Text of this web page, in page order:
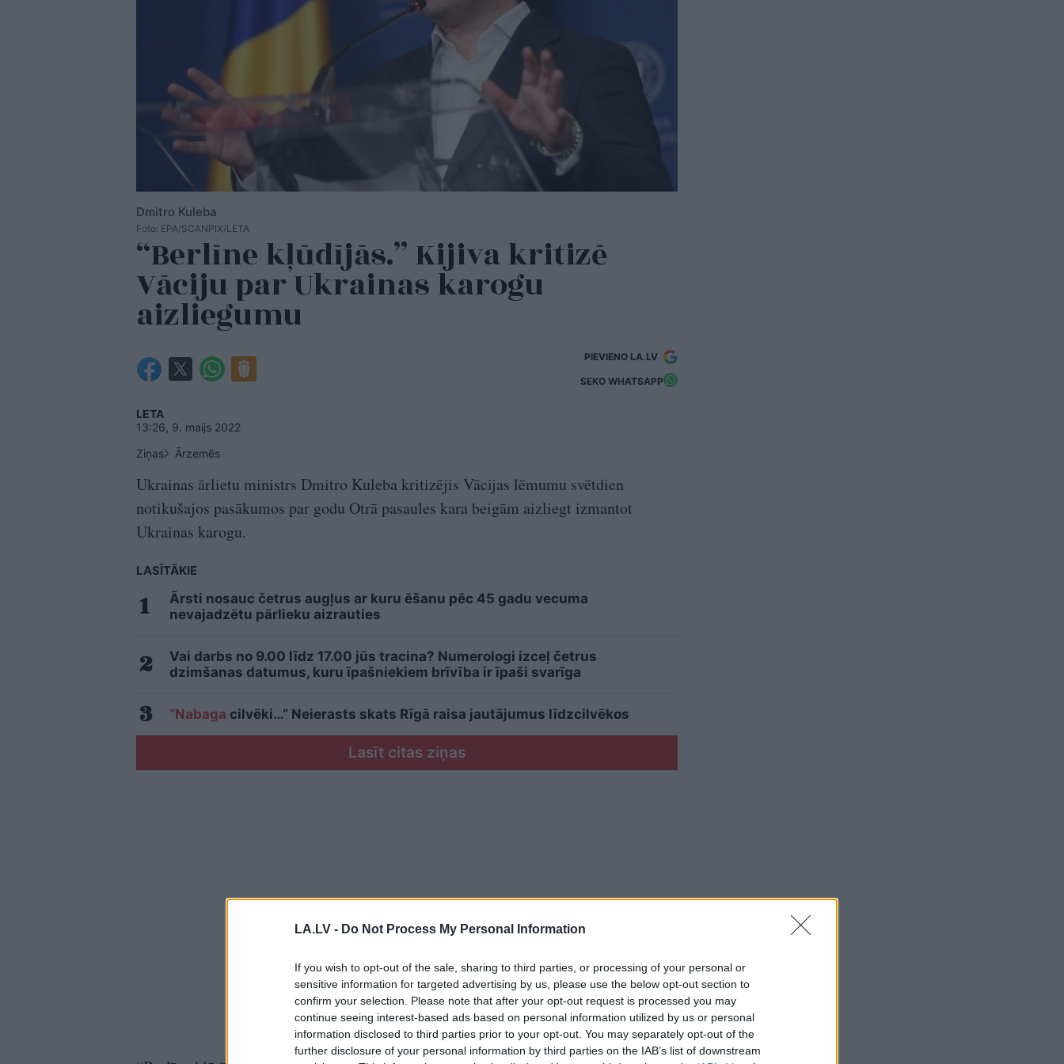
LA.LV - Do Not Process My Personal Information
If you wish to opt-out of the sale, sharing to third parties, or processing of your personal or
sensitive information for targeted advertising by us, please use the below opt-out section to
confirm your selection. Please note that after your opt-out request is processed you may
continue seeing interest-based ads based on personal information utilized by us or personal
information disclosed to third parties prior to your opt-out. You may separately opt-out of the
further disclosure of your personal information by third parties on the IAB’s list of downstream
Dmitro Kuleba
Foto: EPA/SCANPIX/LETA
“Berlīne kļūdījās.” Kijiva kritizē
Vāciju par Ukrainas karogu
aizliegumu
PIEVIENO LA.LV
SEKO WHATSAPP
LETA
13:26, 9. maijs 2022
Ziņas
Ārzemēs
Ukrainas ārlietu ministrs Dmitro Kuleba kritizējis Vācijas lēmumu svētdien
notikušajos pasākumos par godu Otrā pasaules kara beigām aizliegt izmantot
Ukrainas karogu.
LASĪTĀKIE
Ārsti nosauc četrus augļus ar kuru ēšanu pēc 45 gadu vecuma
nevajadzētu pārlieku aizrauties
Vai darbs no 9.00 līdz 17.00 jūs tracina? Numerologi izceļ četrus
dzimšanas datumus, kuru īpašniekiem brīvība ir īpaši svarīga
“Nabaga cilvēki…” Neierasts skats Rīgā raisa jautājumus līdzcilvēkos
Lasīt citas ziņas